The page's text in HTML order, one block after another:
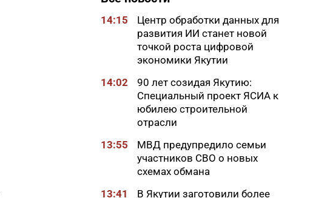
14:15
Центр обработки данных для
развития ИИ станет новой
точкой роста цифровой
экономики Якутии
14:02
90 лет созидая Якутию:
Специальный проект ЯСИА к
юбилею строительной
отрасли
13:55
МВД предупредило семьи
участников СВО о новых
схемах обмана
13:41
В Якутии заготовили более